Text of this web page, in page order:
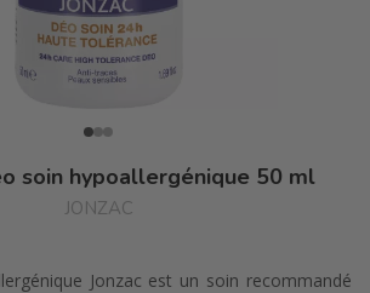
soin hypoallergénique 50 ml
JONZAC
Jonzac est un soin recommandé